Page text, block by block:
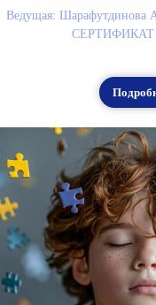
Ведущая: Шарафутдинова